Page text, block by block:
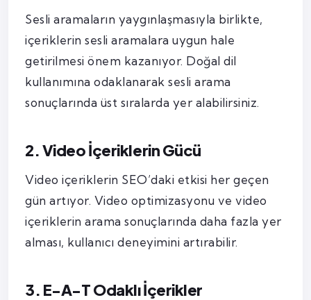
Sesli aramaların yaygınlaşmasıyla birlikte,
içeriklerin sesli aramalara uygun hale
getirilmesi önem kazanıyor. Doğal dil
kullanımına odaklanarak sesli arama
sonuçlarında üst sıralarda yer alabilirsiniz.
2. Video İçeriklerin Gücü
Video içeriklerin SEO’daki etkisi her geçen
gün artıyor. Video optimizasyonu ve video
içeriklerin arama sonuçlarında daha fazla yer
alması, kullanıcı deneyimini artırabilir.
3. E-A-T Odaklı İçerikler